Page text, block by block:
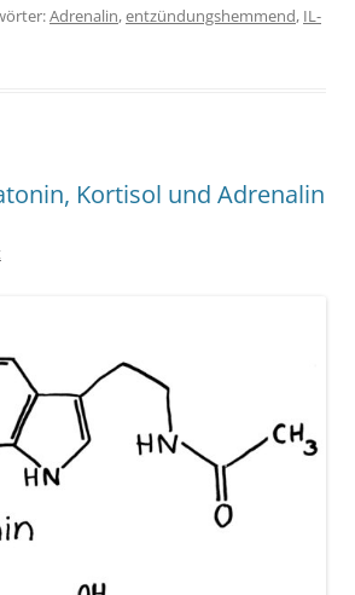
Adrenalin,entzündungshemmend, IL-
Kortisol und Adrenalin